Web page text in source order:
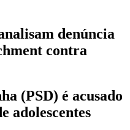
denúncia
contra
(PSD) é acusado
adolescentes